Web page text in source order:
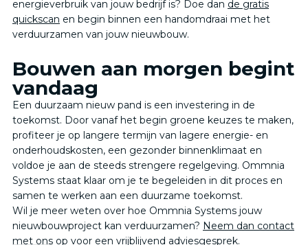
energieverbruik van jouw bedrijf is? Doe dan de gratis
quickscan en begin binnen een handomdraai met het
verduurzamen van jouw nieuwbouw.
Bouwen aan morgen begint
vandaag
Een duurzaam nieuw pand is een investering in de
toekomst. Door vanaf het begin groene keuzes te maken,
profiteer je op langere termijn van lagere energie- en
onderhoudskosten, een gezonder binnenklimaat en
voldoe je aan de steeds strengere regelgeving. Ommnia
Systems staat klaar om je te begeleiden in dit proces en
samen te werken aan een duurzame toekomst.​
Wil je meer weten over hoe Ommnia Systems jouw
nieuwbouwproject kan verduurzamen? Neem dan contact
met ons op voor een vrijblijvend adviesgesprek.